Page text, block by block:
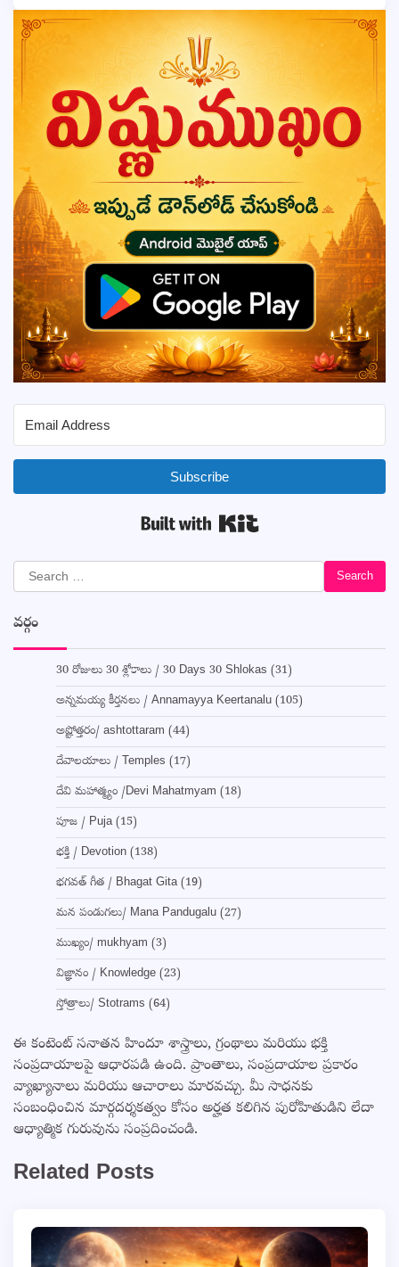
Subscribe
Search
for:
వర్గం
30 రోజులు 30 శ్లోకాలు / 30 Days 30 Shlokas (31)
అన్నమయ్య కీర్తనలు / Annamayya Keertanalu (105)
అష్టోత్తరం/ ashtottaram (44)
దేవాలయాలు / Temples (17)
దేవి మహాత్మ్యం /Devi Mahatmyam (18)
పూజ / Puja(15)
భక్తి / Devotion (138)
భగవత్ గీత / Bhagat Gita(19)
మన పండుగలు/ Mana Pandugalu (27)
ముఖ్యం/ mukhyam (3)
విజ్ఞానం / Knowledge (23)
స్తోత్రాలు/ Stotrams (64)
ఈ కంటెంట్ సనాతన హిందూ శాస్త్రాలు, గ్రంథాలు మరియు భక్తి
సంప్రదాయాలపై ఆధారపడి ఉంది. ప్రాంతాలు, సంప్రదాయాల ప్రకారం
వ్యాఖ్యానాలు మరియు ఆచారాలు మారవచ్చు. మీ సాధనకు
సంబంధించిన మార్గదర్శకత్వం కోసం అర్హత కలిగిన పురోహితుడిని లేదా
ఆధ్యాత్మిక గురువును సంప్రదించండి.
Related Posts